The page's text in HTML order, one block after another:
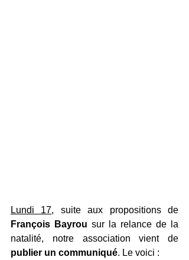
Lundi 17
François Bayrou sur la relance de la
publier un communiqué. Le voici :